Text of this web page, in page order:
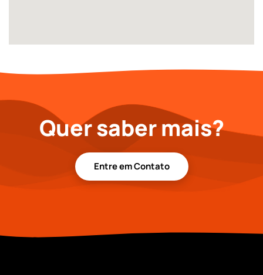
Quer saber mais?
Entre em Contato